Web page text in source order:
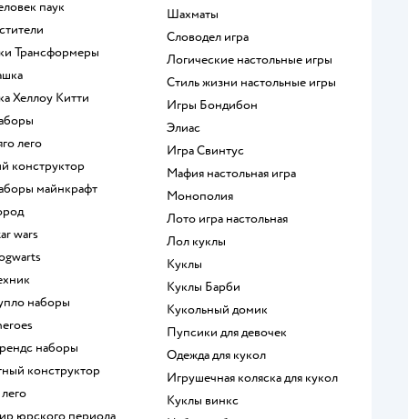
паук
Трансформеры
Хеллоу Китти
лего
конструктор
майнкрафт
wars
наборы
наборы
конструктор
лего
юрского периода
Шахматы
Словодел игра
Логические настольные игры
Стиль жизни настольные игры
Игры Бондибон
Элиас
Игра Свинтус
Мафия настольная игра
Монополия
Лото игра настольная
Лол куклы
Куклы
Куклы Барби
Кукольный домик
Пупсики для девочек
Одежда для кукол
Игрушечная коляска для кукол
Куклы винкс